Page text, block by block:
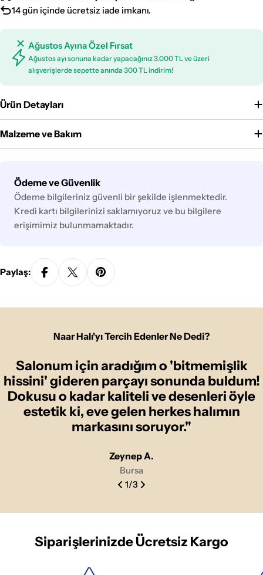
14 gün içinde ücretsiz iade imkanı.
Ağustos Ayına Özel Fırsat
Ağustos ayı sonuna kadar yapacağınız 3.000 TL ve üzeri
alışverişlerde sepette anında 300 TL indirim!
Ürün Detayları
Malzeme ve Bakım
Ödeme ve Güvenlik
Ödeme
yöntemleri
Ödeme bilgileriniz güvenli bir şekilde işlenmektedir.
Kredi kartı bilgilerinizi saklamıyoruz ve bu bilgilere
erişimimiz bulunmamaktadır.
Paylaş:
Naar Halı'yı Tercih Edenler Ne Dedi?
Salonum için aradığım o 'bitmemişlik
hissini' gideren parçayı sonunda buldum!
Dokusu o kadar kaliteli ve desenleri öyle
estetik ki, eve gelen herkes halımın
markasını soruyor."
Zeynep A.
Bursa
1/3
Siparişlerinizde Ücretsiz Kargo